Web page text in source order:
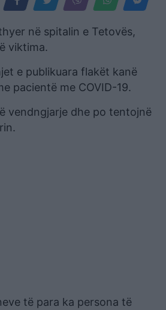
në spitalin e Tetovës,
viktima.
e publikuara flakët kanë
pacientë me COVID-19.
vendngjarje dhe po tentojnë
të para ka persona të